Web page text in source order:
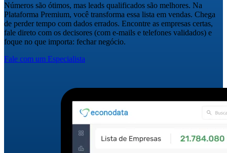
Números são ótimos, mas leads qualificados são melhores. Na
Plataforma Premium, você transforma essa lista em vendas. Chega
de perder tempo com dados errados. Encontre as empresas certas,
fale direto com os decisores (com e-mails e telefones validados) e
foque no que importa: fechar negócio.
Fale com um Especialista